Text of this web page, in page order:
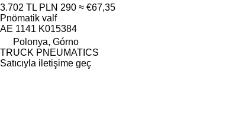
3.702 TL PLN 290 ≈ €67,35
Pnömatik valf
AE 1141 K015384
Polonya, Górno
TRUCK PNEUMATICS
Satıcıyla iletişime geç